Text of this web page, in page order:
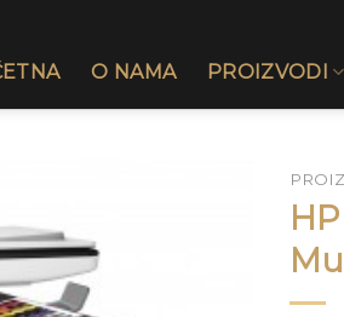
O NAMA PROIZVODI